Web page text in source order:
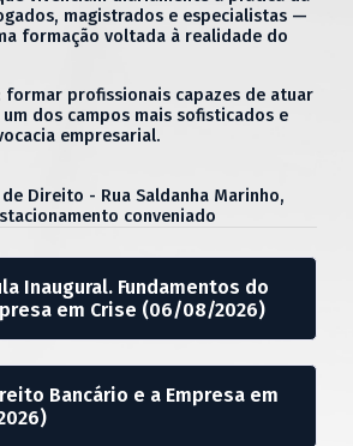
magistrados e especialistas —
formação voltada à realidade do
profissionais capazes de atuar
um dos campos mais sofisticados e
empresarial.
de Direito - Rua Saldanha Marinho,
conveniado
Inaugural. Fundamentos do
em Crise (06/08/2026)
Bancário e a Empresa em